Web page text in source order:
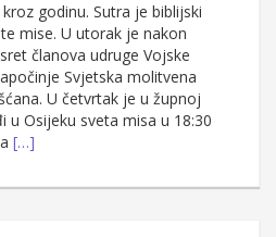
godinu. Sutra je biblijski
mise. U utorak je nakon
članova udruge Vojske
Svjetska molitvena
U četvrtak je u župnoj
u Osijeku sveta misa u 18:30
[…]